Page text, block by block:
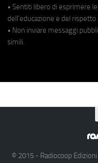
• Sentiti libero di esprimere
dell'educazione e del rispetto
• Non inviare messaggi
simili.
© 2015 - Radiocoop